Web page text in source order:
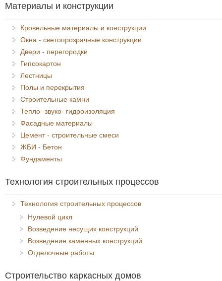
Материалы и конструкции
Кровельные материалы и конструкции
Окна - светопрозрачные конструкции
Двери - перегородки
Гипсокартон
Лестницы
Полы и перекрытия
Строительные камни
Тепло- звуко- гидроизоляция
Фасадные материалы
Цемент - строительные смеси
ЖБИ - Бетон
Фундаменты
Технология строительных процессов
Технология строительных процессов
Нулевой цикл
Возведение несущих конструкций
Возведение каменных конструкций
Отделочные работы
Строительство каркасных домов